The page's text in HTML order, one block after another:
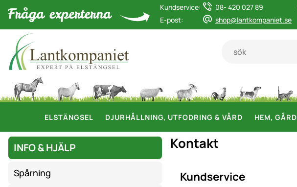
Kundservice:
08- 420 027 89
E-post:
shop@lantkompaniet.se
ELSTÄNGSEL DJURHÅLLNING, UTFODRING & VÅRD HEM,
INFO & HJÄLP
Spårning
Kontakt
Kundservice